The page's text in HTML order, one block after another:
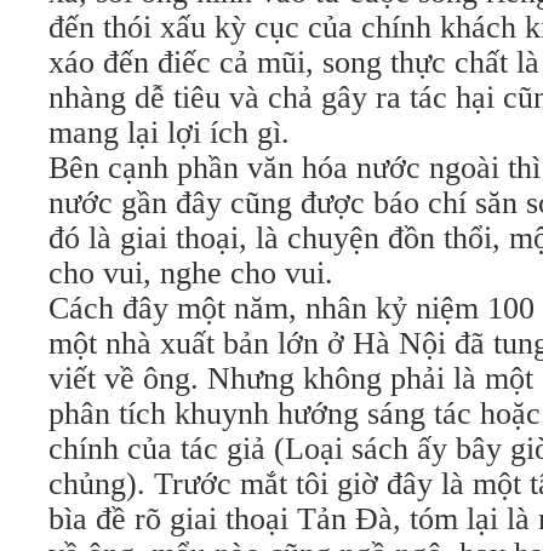
đến thói xấu kỳ cục của chính khách
xáo đến điếc cả mũi, song thực chất
nhàng dễ tiêu và chả gây ra tác hại
mang lại lợi ích gì.
Bên cạnh phần văn hóa nước ngoài
nước gần đây cũng được báo chí săn
đó là giai thoại, là chuyện đồn thổi,
cho vui, nghe cho vui.
Cách đây một năm, nhân kỷ niệm
một nhà xuất bản lớn ở Hà Nội đã
viết về ông. Nhưng không phải là
phân tích khuynh hướng sáng tác
chính của tác giả (Loại sách ấy bây
chủng). Trước mắt tôi giờ đây là một
bìa đề rõ giai thoại Tản Đà, tóm lại là